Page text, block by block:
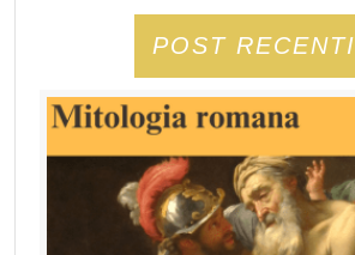
POST RECENTI